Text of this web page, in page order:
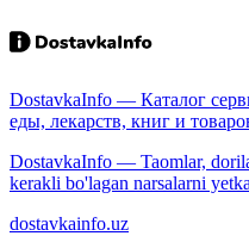
DostavkaInfo — Каталог
еды, лекарств, книг и
DostavkaInfo — Taomlar,
kerakli bo'lagan narsalarni
dostavkainfo.uz